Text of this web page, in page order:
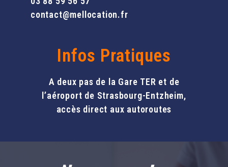
contact@mellocation.fr
Infos Pratiques
A deux pas de la Gare TER et de
l’aéroport de Strasbourg-Entzheim,
accès direct aux autoroutes